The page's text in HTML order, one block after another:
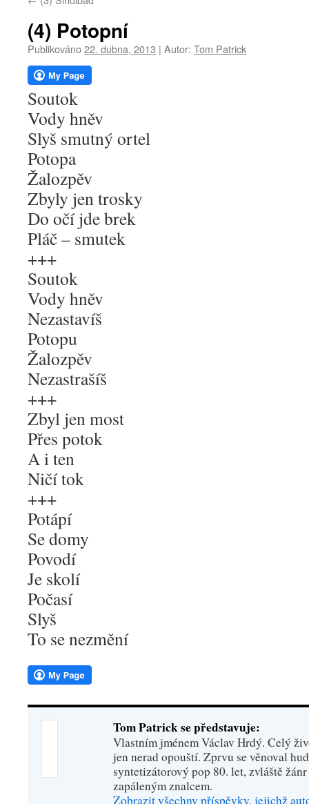
webu
(4) Potopní
Publikováno22. dubna, 2013 | Autor: Tom Patrick
Soutok
Vody hněv
Slyš smutný ortel
Potopa
Žalozpěv
Zbyly jen trosky
Do očí jde brek
Pláč – smutek
+++
Soutok
Vody hněv
Nezastavíš
Potopu
Žalozpěv
Nezastrašíš
+++
Zbyl jen most
Přes potok
A i ten
Ničí tok
+++
Potápí
Se domy
Povodí
Je skolí
Počasí
Slyš
To se nezmění
Tom Patrick se představuje:
Vlastním jménem Václav Hrdý. Celý
jen nerad opouští. Zprvu se věnoval
syntetizátorový pop 80. let, zvláště
zapáleným znalcem.
Zobrazit všechny příspěvky, jejichž